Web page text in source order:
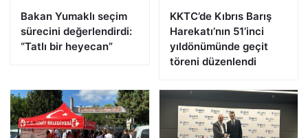
Bakan Yumaklı seçim
sürecini değerlendirdi:
“Tatlı bir heyecan”
KKTC’de Kıbrıs Barış
Harekatı’nın 51’inci
yıldönümünde geçit
töreni düzenlendi